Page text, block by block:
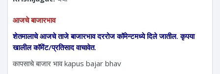
आजचे बाजारभाव
शेतमालाचे आजचे ताजे बाजारभाव दररोज कॉमेन्टमध्ये दिले जातील. कृपया
खालील कॉमेंट/प्रतिसाद वाचावेत.
कापसाचे बाजार भाव kapus bajar bhav